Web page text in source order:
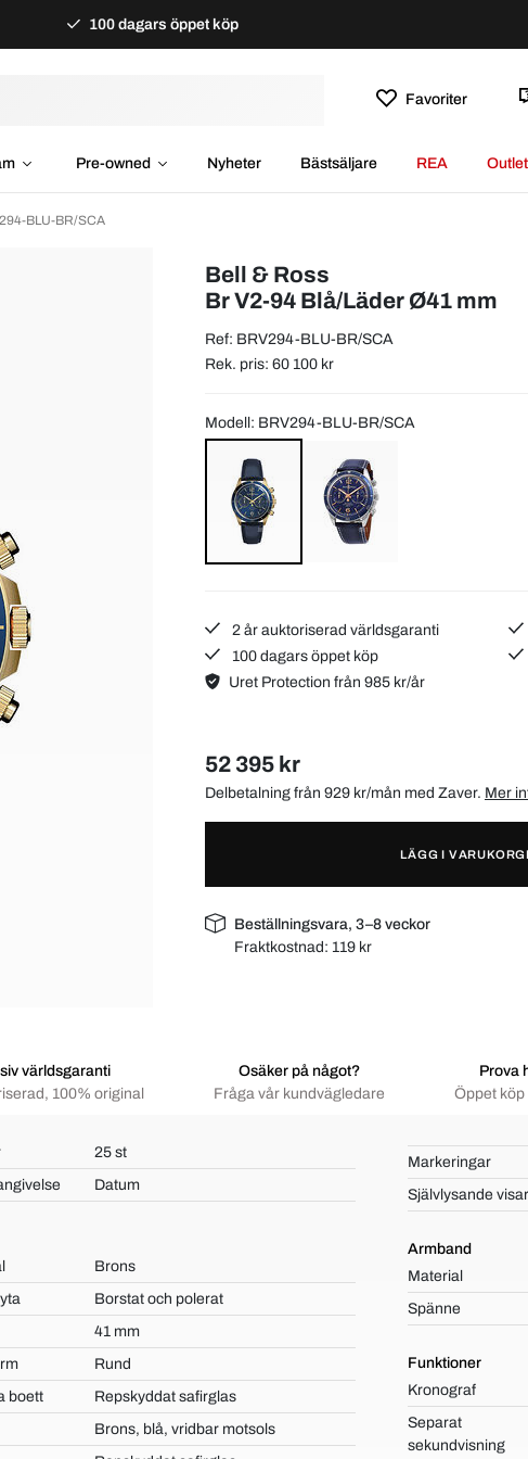
100 dagars öppet köp
Favoriter
Pre-owned Nyheter Bästsäljare REA Outlet
BLU-BR/SCA
Bell & Ross
Br V2-94 Blå/Läder Ø41 mm
Ref: BRV294-BLU-BR/SCA
Rek. pris: 60 100 kr
Modell: BRV294-BLU-BR/SCA
2 år auktoriserad världsgaranti
100 dagars öppet köp
Uret Protection från 985 kr/år
52 395 kr
Delbetalning från 929 kr/mån med Zaver. Mer
LÄGG I
Beställningsvara, 3–8 veckor
Fraktkostnad: 119 kr
världsgaranti
100% original
Osäker på något?
Fråga vår kundvägledare
Prova
Öppet köp
25 st
Datum
Brons
Borstat och polerat
41 mm
Rund
boett
Repskyddat safirglas
Brons, blå, vridbar motsols
Markeringar
Självlysande
Armband
Material
Spänne
Funktioner
Kronograf
Separat
sekundvisning